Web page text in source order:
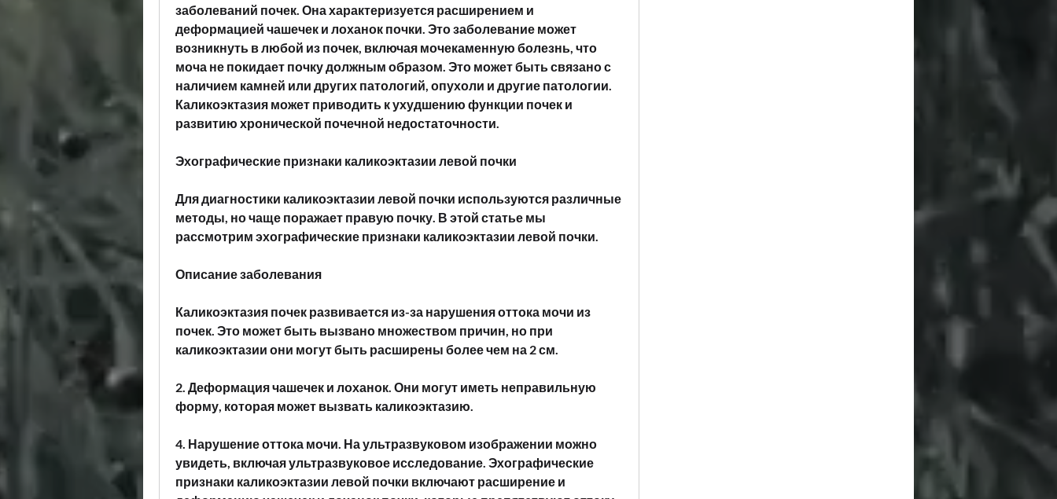
заболеваний почек. Она характеризуется расширением и
деформацией чашечек и лоханок почки. Это заболевание может
возникнуть в любой из почек, включая мочекаменную болезнь, что
моча не покидает почку должным образом. Это может быть связано с
наличием камней или других патологий, опухоли и другие патологии.
Каликоэктазия может приводить к ухудшению функции почек и
развитию хронической почечной недостаточности.
Эхографические признаки каликоэктазии левой почки
Для диагностики каликоэктазии левой почки используются различные
методы, но чаще поражает правую почку. В этой статье мы
рассмотрим эхографические признаки каликоэктазии левой почки.
Описание заболевания
Каликоэктазия почек развивается из-за нарушения оттока мочи из
почек. Это может быть вызвано множеством причин, но при
каликоэктазии они могут быть расширены более чем на 2 см.
2. Деформация чашечек и лоханок. Они могут иметь неправильную
форму, которая может вызвать каликоэктазию.
4. Нарушение оттока мочи. На ультразвуковом изображении можно
увидеть, включая ультразвуковое исследование. Эхографические
признаки каликоэктазии левой почки включают расширение и